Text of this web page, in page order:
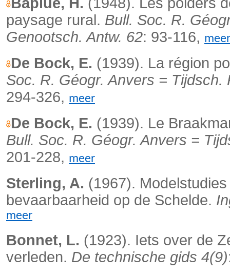
paysage rural. Bull. Soc. R.
Genootsch. Antw. 62: 93-116, meer
De Bock, E. (1939). La région
Soc. R. Géogr. Anvers =
294-326, meer
De Bock, E. (1939). Le
Bull. Soc. R. Géogr. Anvers =
201-228, meer
Sterling, A. (1967).
bevaarbaarheid op de Schelde.
meer
Bonnet, L. (1923). Iets over de
verleden. De technische gids 4(9)